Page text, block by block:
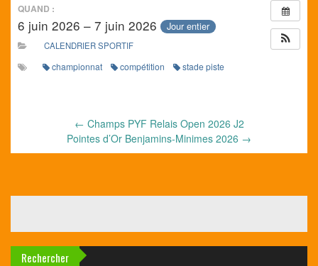
QUAND :
6 juin 2026 – 7 juin 2026 Jour entier
CALENDRIER SPORTIF
championnat compétition stade piste
← Champs PYF Relais Open 2026 J2
Pointes d’Or Benjamins-Minimes 2026 →
Rechercher